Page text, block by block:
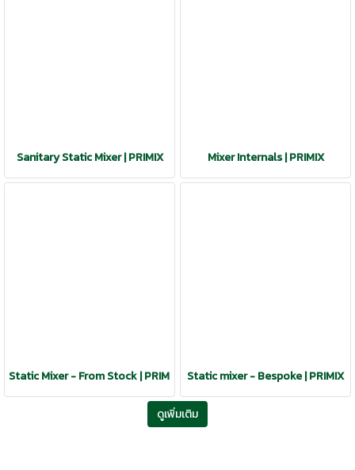
Sanitary Static Mixer | PRIMIX Mixer Internals | PRIMIX
Static Mixer - From Stock | PRIMIX Static mixer - Bespoke | PRIMIX
ดูเพิ่มเติม